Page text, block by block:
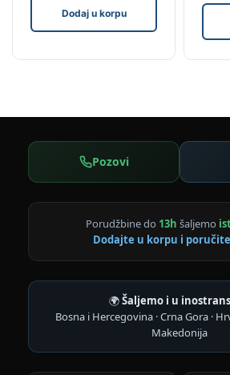
Dodaj u korpu
Pozovi
Porudžbine do 13h šaljemo
Dodajte u korpu i
🌍Šaljemo i u
Bosna i Hercegovina · Crna Gora ·
Makedonija